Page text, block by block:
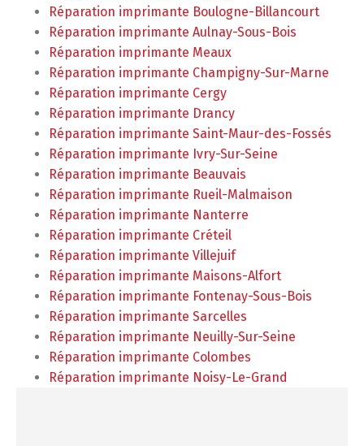
Réparation imprimante Boulogne-Billancourt
Réparation imprimante Aulnay-Sous-Bois
Réparation imprimante Meaux
Réparation imprimante Champigny-Sur-Marne
Réparation imprimante Cergy
Réparation imprimante Drancy
Réparation imprimante Saint-Maur-des-Fossés
Réparation imprimante Ivry-Sur-Seine
Réparation imprimante Beauvais
Réparation imprimante Rueil-Malmaison
Réparation imprimante Nanterre
Réparation imprimante Créteil
Réparation imprimante Villejuif
Réparation imprimante Maisons-Alfort
Réparation imprimante Fontenay-Sous-Bois
Réparation imprimante Sarcelles
Réparation imprimante Neuilly-Sur-Seine
Réparation imprimante Colombes
Réparation imprimante Noisy-Le-Grand